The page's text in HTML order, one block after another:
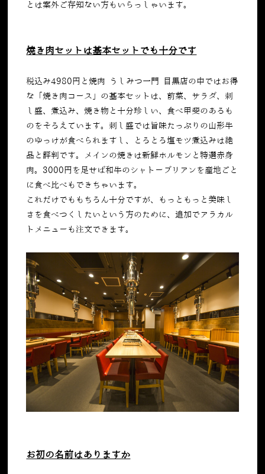
とは案外ご存知ない方もいらっしゃいます。
焼き肉セットは基本セットでも十分です
税込み4980円と焼肉 うしみつ一門 目黒店の中ではお得
な「焼き肉コース」の基本セットは、前菜、サラダ、刺
し盛、煮込み、焼き物と十分珍しい、食べ甲斐のあるも
のをそろえています。刺し盛では旨味たっぷりの山形牛
のゆっけが食べられますし、とろとろ塩モツ煮込みは絶
品と評判です。メインの焼きは新鮮ホルモンと特選赤身
肉。3000円を足せば和牛のシャトーブリアンを産地ごと
に食べ比べもできちゃいます。
これだけでももちろん十分ですが、もっともっと美味し
さを食べつくしたいという方のために、追加でアラカル
トメニューも注文できます。
お初の名前はありますか